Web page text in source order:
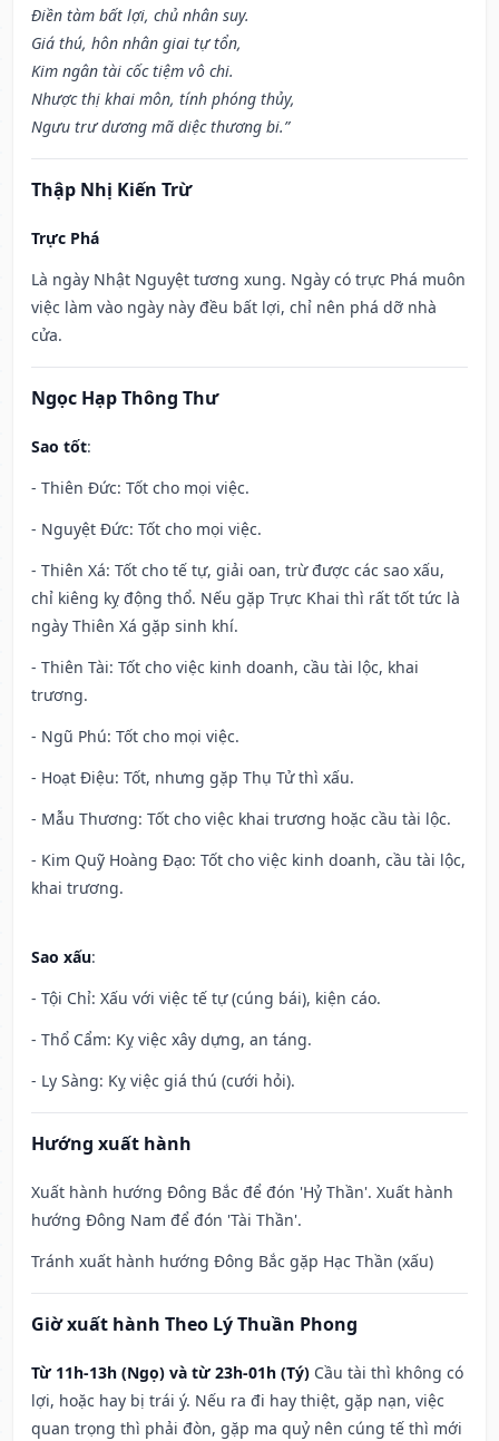
Điền tàm bất lợi, chủ nhân suy.
Giá thú, hôn nhân giai tự tổn,
Kim ngân tài cốc tiệm vô chi.
Nhược thị khai môn, tính phóng thủy,
Ngưu trư dương mã diệc thương bi.”
Thập Nhị Kiến Trừ
Trực Phá
Là ngày Nhật Nguyệt tương xung. Ngày có trực Phá muôn
việc làm vào ngày này đều bất lợi, chỉ nên phá dỡ nhà
cửa.
Ngọc Hạp Thông Thư
Sao tốt:
- Thiên Đức: Tốt cho mọi việc.
- Nguyệt Đức: Tốt cho mọi việc.
- Thiên Xá: Tốt cho tế tự, giải oan, trừ được các sao xấu,
chỉ kiêng kỵ động thổ. Nếu gặp Trực Khai thì rất tốt tức là
ngày Thiên Xá gặp sinh khí.
- Thiên Tài: Tốt cho việc kinh doanh, cầu tài lộc, khai
trương.
- Ngũ Phú: Tốt cho mọi việc.
- Hoạt Điệu: Tốt, nhưng gặp Thụ Tử thì xấu.
- Mẫu Thương: Tốt cho việc khai trương hoặc cầu tài lộc.
- Kim Quỹ Hoàng Đạo: Tốt cho việc kinh doanh, cầu tài lộc,
khai trương.
Sao xấu:
- Tội Chỉ: Xấu với việc tế tự (cúng bái), kiện cáo.
- Thổ Cẩm: Kỵ việc xây dựng, an táng.
- Ly Sàng: Kỵ việc giá thú (cưới hỏi).
Hướng xuất hành
Xuất hành hướng Đông Bắc để đón 'Hỷ Thần'. Xuất hành
hướng Đông Nam để đón 'Tài Thần'.
Tránh xuất hành hướng Đông Bắc gặp Hạc Thần (xấu)
Giờ xuất hành Theo Lý Thuần Phong
Từ 11h-13h (Ngọ) và từ 23h-01h (Tý) Cầu tài thì không có
lợi, hoặc hay bị trái ý. Nếu ra đi hay thiệt, gặp nạn, việc
quan trọng thì phải đòn, gặp ma quỷ nên cúng tế thì mới